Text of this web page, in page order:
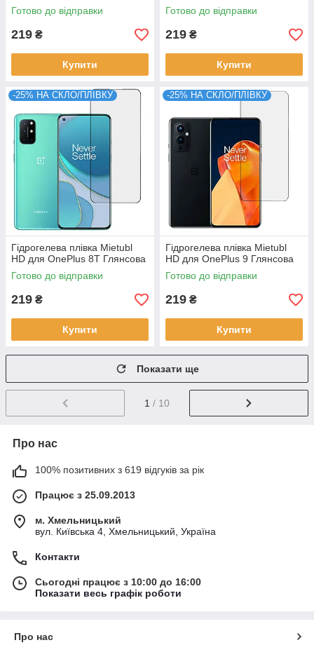
Готово до відправки
219 ₴
Купити
Готово до відправки
219 ₴
Купити
-25% НА СКЛО/ПЛІВКУ
Гідрогелева плівка Mietubl
HD для OnePlus 8T Глянсова
Готово до відправки
219 ₴
Купити
-25% НА СКЛО/ПЛІВКУ
Гідрогелева плівка Mietubl
HD для OnePlus 9 Глянсова
Готово до відправки
219 ₴
Купити
Показати ще
1 / 10
Про нас
100% позитивних з 619 відгуків за рік
Працює з 25.09.2013
м. Хмельницький
вул. Київська 4, Хмельницький, Україна
Контакти
Сьогодні працює з 10:00 до 16:00
Показати весь графік роботи
Про нас